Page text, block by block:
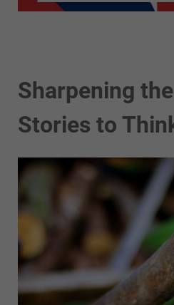
Sharpening
Stories to